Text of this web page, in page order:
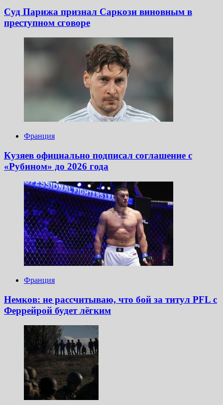
Суд Парижа признал Саркози виновным в
преступном сговоре
Франция
Кузяев официально подписал соглашение с
«Рубином» до 2026 года
Франция
Немков: не рассчитываю, что бой за титул PFL с
Феррейрой будет лёгким